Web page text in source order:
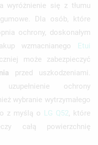
wyróżnienie się z tłumu
gumowe. Dla osób, które
ochrony, doskonałym
wzmacnianego Etui
może zabezpieczyć
przed uszkodzeniami.
ochrony
wybranie wytrzymałego
z myślą o LG Q52, które
całą powierzchnię